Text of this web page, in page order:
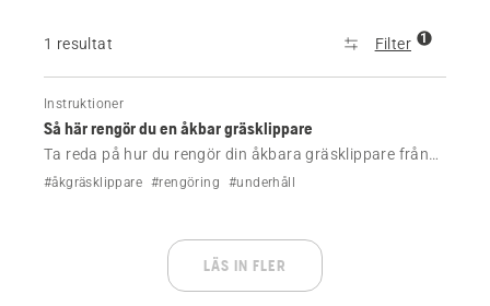
1 resultat Filter 1
Instruktioner
Så här rengör du en åkbar gräsklippare
Ta reda på hur du rengör din åkbara gräsklippare från
Husqvarna.
#åkgräsklippare #rengöring #underhåll
LÄS IN FLER